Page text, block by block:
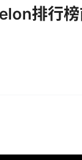
排行榜